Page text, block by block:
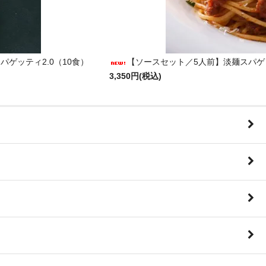
ゲッティ2.0（10食）
【ソースセット／5人前】淡麺スパ
3,350円(税込)